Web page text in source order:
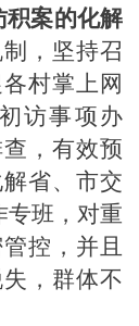
积案的化解
，坚持召
村掌上网
访事项办
，有效预
省、市交
专班，对重
控，并且
，群体不